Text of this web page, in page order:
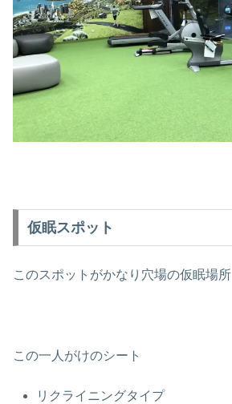
仮眠スポット
このスポットがかなり穴場の仮眠場所
この一人がけのシート
リクライニングタイプ